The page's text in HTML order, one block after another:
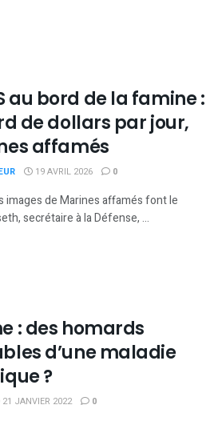
au bord de la famine :
de dollars par jour,
affamés
19 AVRIL 2026 0
images de Marines affamés font le
secrétaire à la Défense, ...
: des homards
d’une maladie
?
21 JANVIER 2022 0